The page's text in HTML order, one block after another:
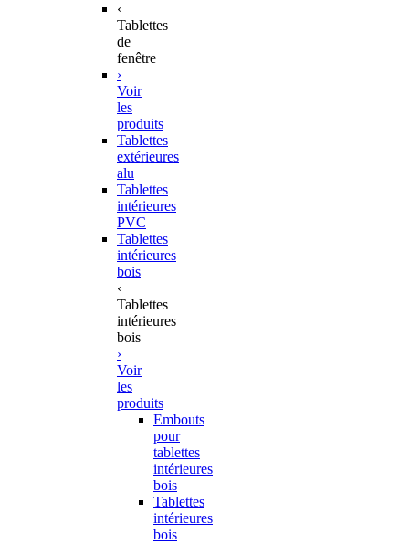
‹
Tablettes
de
fenêtre
›
Voir
les
produits
Tablettes
extérieures
alu
Tablettes
intérieures
PVC
Tablettes
intérieures
bois
‹
Tablettes
intérieures
bois
›
Voir
les
produits
Embouts
pour
tablettes
intérieures
bois
Tablettes
intérieures
bois